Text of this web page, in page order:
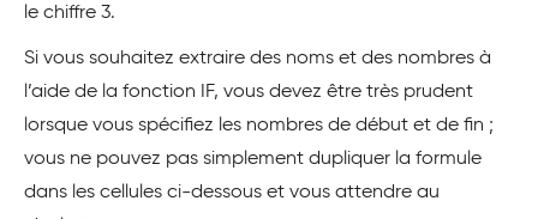
le chiffre 3.
Si vous souhaitez extraire des noms et des nombres à
l’aide de la fonction IF, vous devez être très prudent
lorsque vous spécifiez les nombres de début et de fin ;
vous ne pouvez pas simplement dupliquer la formule
dans les cellules ci-dessous et vous attendre au